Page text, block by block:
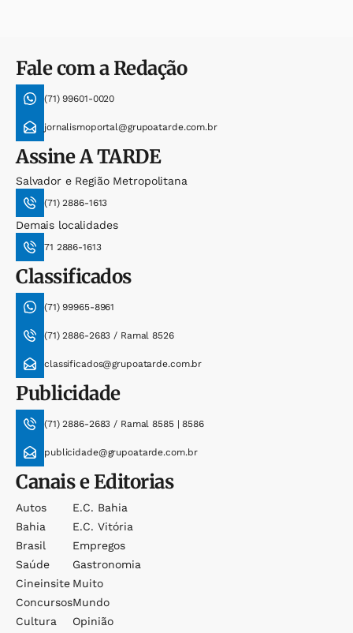
Fale com a Redação
(71) 99601-0020
jornalismoportal@grupoatarde.com.br
AssineA TARDE
Salvador e Região Metropolitana
(71) 2886-1613
Demais localidades
71 2886-1613
Classificados
(71) 99965-8961
(71) 2886-2683 / Ramal 8526
classificados@grupoatarde.com.br
Publicidade
(71) 2886-2683 / Ramal 8585 | 8586
publicidade@grupoatarde.com.br
Canais e Editorias
Autos
Bahia
Brasil
Saúde
Cineinsite
Concursos
Cultura
E.c. Bahia
E.c. Vitória
Empregos
Gastronomia
Muito
Mundo
Opinião